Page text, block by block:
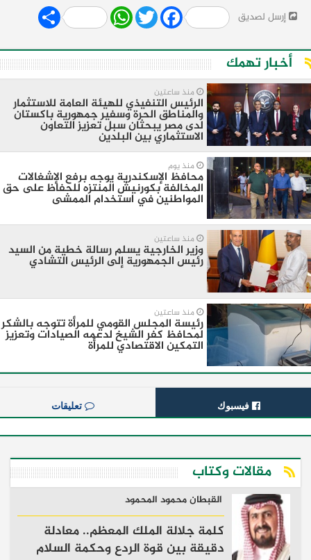
إرسل لصديق Share WhatsApp
Twitter Facebook
أخبار تهمك
منذ ساعتين
الرئيس التنفيذي للهيئة العامة للاستثمار
والمناطق الحرة وسفير جمهورية باكستان
لدى مصر يبحثان سبل تعزيز التعاون
الاستثماري بين البلدين
منذ يوم
محافظ الإسكندرية يوجه برفع الإشغالات
المخالفة بكورنيش المنتزه للحفاظ على حق
المواطنين في استخدام الممشى
منذ ساعتين
وزير الخارجية يسلم رسالة خطية من السيد
رئيس الجمهورية إلى الرئيس التشادي
منذ ساعتين
رئيسة المجلس القومي للمرأة تتوجه بالشكر
لمحافظ كفر الشيخ لدعمه الصيادات وتعزيز
التمكين الاقتصادي للمرأة
فيسبوك تعليقات
مقالات وكتاب
القبطان محمود المحمود
كلمة جلالة الملك المعظم.. معادلة
دقيقة بين قوة الردع وحكمة السلام